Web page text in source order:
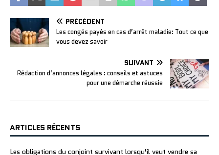
PRÉCÉDENT
Les congés payés en cas d’arrêt maladie: Tout ce que
vous devez savoir
SUIVANT
Rédaction d’annonces légales : conseils et astuces
pour une démarche réussie
ARTICLES RÉCENTS
Les obligations du conjoint survivant lorsqu’il veut vendre sa